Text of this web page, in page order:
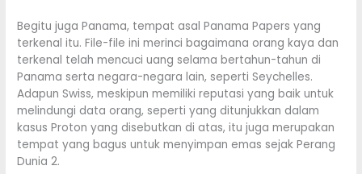
Begitu juga Panama, tempat asal Panama Papers yang
terkenal itu. File-file ini merinci bagaimana orang kaya dan
terkenal telah mencuci uang selama bertahun-tahun di
Panama serta negara-negara lain, seperti Seychelles.
Adapun Swiss, meskipun memiliki reputasi yang baik untuk
melindungi data orang, seperti yang ditunjukkan dalam
kasus Proton yang disebutkan di atas, itu juga merupakan
tempat yang bagus untuk menyimpan emas sejak Perang
Dunia 2.